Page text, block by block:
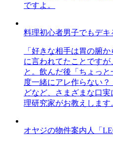
ですよ。
料理初心者男子でもデ
「好きな相手は胃の腑
に言われてたことです
と。飲んだ後「ちょっ
度一緒にアレ作らない
どなど、さまざまな口
理研究家がお教えします
オヤジの物件案内人「